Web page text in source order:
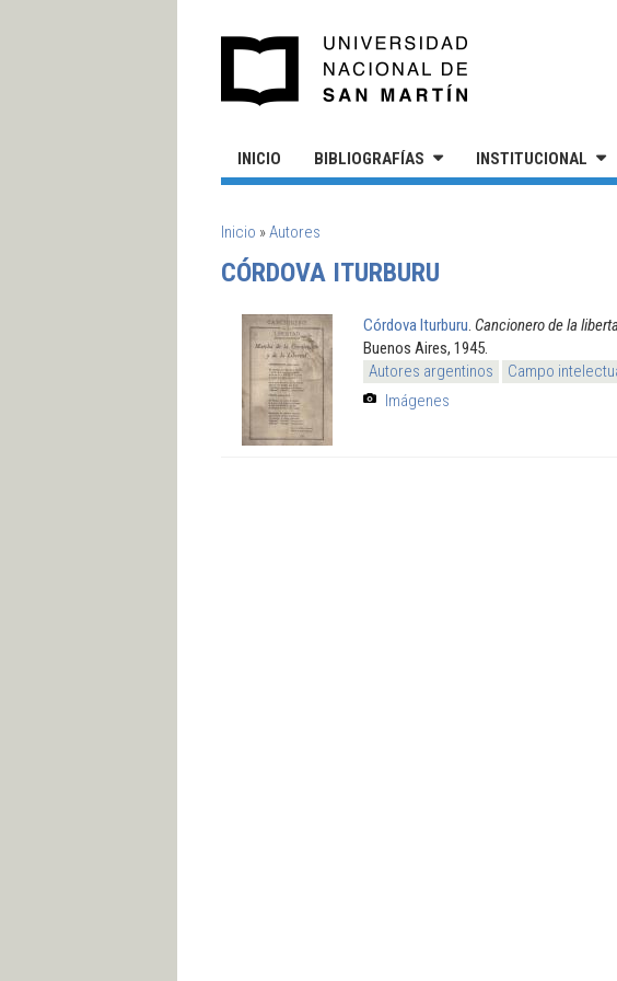
INICIO BIBLIOGRAFÍAS INSTITUCIONAL
SE ENCUENTRA USTED AQUÍ
Inicio »Autores
CÓRDOVA ITURBURU
Córdova Iturburu Cancionero de la
Buenos Aires, 1945.
Autores argentinos
Campo
Imágenes